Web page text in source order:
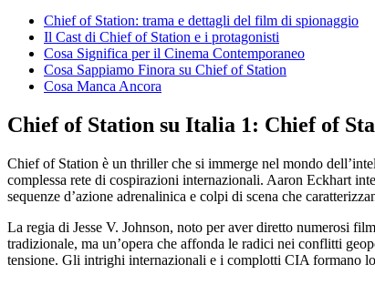
Chief of Station: trama e dettagli del film di spionaggio
Il Cast di Chief of Station e i protagonisti
Cosa Significa per il Cinema Contemporaneo
Cosa Sappiamo Finora su Chief of Station
Cosa Manca Ancora
Chief of Station su Italia 1: Chief of
Chief of Station è un thriller che si immerge nel mondo
complessa rete di cospirazioni internazionali. Aaron Eckhart
sequenze d’azione adrenalinica e colpi di scena che
La regia di Jesse V. Johnson, noto per aver diretto numerosi
tradizionale, ma un’opera che affonda le radici nei conflitti
tensione. Gli intrighi internazionali e i complotti CIA formano